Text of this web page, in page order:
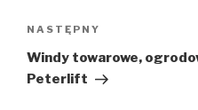
Następny
wpis
NASTĘPNY
Windy towarowe,
Peterlift